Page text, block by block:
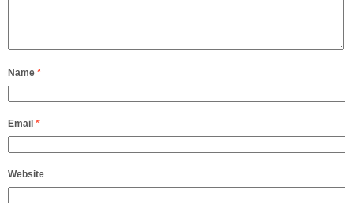
Name *
Email *
Website